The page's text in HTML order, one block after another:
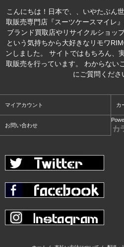
こんにちは！日本で、、いやたぶん
取販売専門店『スーツケースマイレ
ブランド買取店やリサイクルショッ
という気持ちから大好きなリモワ
ンしました。 サイトではもちろん、
取販売を行っています。 わからない
にご質問くださ
マイアカウント カ
お問い合わせ